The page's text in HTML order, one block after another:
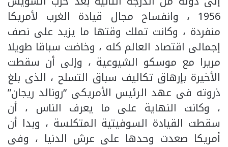
1956 ، وانفساح مجال قيادة الغرب لأمريكا
منفردة ، وكانت تملك وقتها ما يزيد على نصف
إجمالى اقتصاد العالم كله ، وخاضت سباقا طويلا
مريرا مع موسكو الشيوعية ، وإلى أن سقطت
الأخيرة بإرهاق تكاليف سباق التسلح ، الذى بلغ
ذروته فى عهد الرئيس الأمريكى “رونالد ريجان”
، وكانت النهاية على ما يعرف الناس ، أن
سقطت القيادة السوفيتية المتكلسة ، وبدا أن
أمريكا صعدت وحدها على عرش الدنيا ، وفى